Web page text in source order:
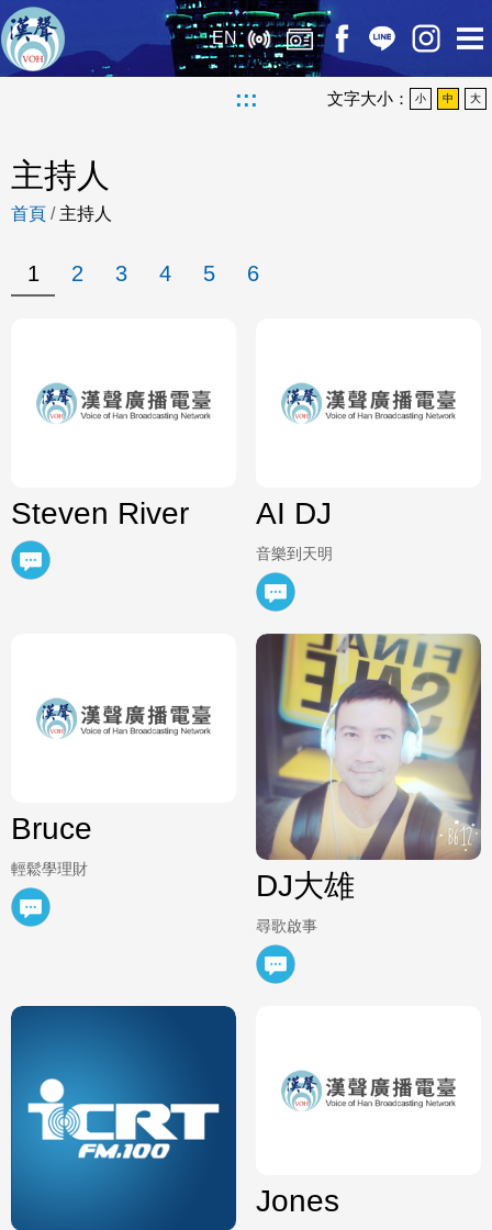
EN
::: 文字大小： 小 中 大
主持人
首頁 / 主持人
1 2 3 4 5 6
Steven River AI DJ
音樂到天明
Bruce
輕鬆學理財 DJ大雄
尋歌啟事
Jones